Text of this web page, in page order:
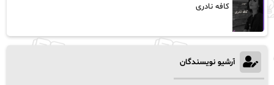
کافه نادری
آرشیو نویسندگان